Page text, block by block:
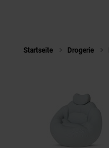
Startseite Drogerie